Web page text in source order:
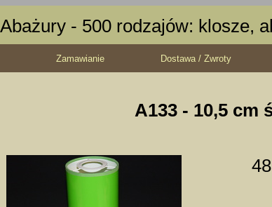
Abażury - 500 rodzajów: klosze,
Zamawianie Dostawa / Zwroty
A133 - 10,5 cm